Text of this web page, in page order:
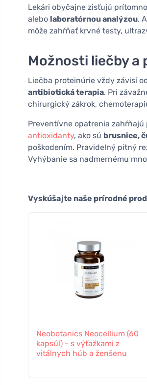
Lekári obyčajne zisťujú
alebo laboratórnou analýzou.
môže zahŕňať krvné testy,
Možnosti liečby a
Liečba proteinúrie vždy závisí
antibiotická terapia. Pri
chirurgický zákrok,
Preventívne opatrenia
antioxidanty, ako sú brusnice,
poškodením. Pravidelný pitný
Vyhýbanie sa nadmernému
Vyskúšajte naše prírodné
Neobotanics Neocellium (60
kapsúl) - s výťažkami z
vitálnych húb a ženšenu